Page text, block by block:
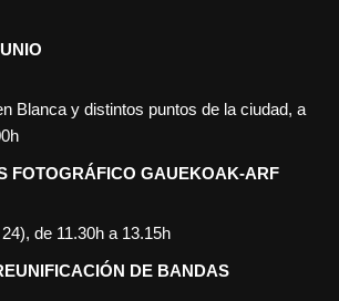
Blanca y distintos puntos de la ciudad, a
FOTOGRÁFICO GAUEKOAK-ARF
de 11.30h a 13.15h
DE BANDAS